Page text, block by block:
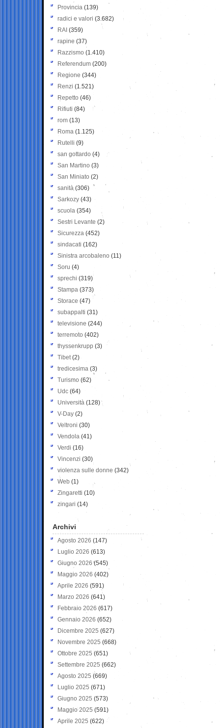
Provincia (139)
radici e valori (3.682)
RAI (359)
rapine (37)
Razzismo (1.410)
Referendum (200)
Regione (344)
Renzi (1.521)
Repetto (46)
Rifiuti (84)
rom (13)
Roma (1.125)
Rutelli (9)
san gottardo (4)
San Martino (3)
San Miniato (2)
sanità (306)
Sarkozy (43)
scuola (354)
Sestri Levante (2)
Sicurezza (452)
sindacati (162)
Sinistra arcobaleno (11)
Soru (4)
sprechi (319)
Stampa (373)
Storace (47)
subappalti (31)
televisione(244)
terremoto (402)
thyssenkrupp (3)
Tibet(2)
tredicesima (3)
Turismo (62)
Udc (64)
Università (128)
V-Day (2)
Veltroni (30)
Vendola (41)
Verdi (16)
Vincenzi (30)
violenza sulle donne (342)
Web (1)
Zingaretti (10)
zingari (14)
Archivi
Agosto 2026 (147)
Luglio 2026 (613)
Giugno 2026 (545)
Maggio 2026 (402)
Aprile 2026 (591)
Marzo 2026 (641)
Febbraio 2026 (617)
Gennaio 2026 (652)
Dicembre 2025 (627)
Novembre 2025 (668)
Ottobre 2025 (651)
Settembre 2025 (662)
Agosto 2025 (669)
Luglio 2025 (671)
Giugno 2025 (573)
Maggio 2025 (591)
Aprile 2025 (622)